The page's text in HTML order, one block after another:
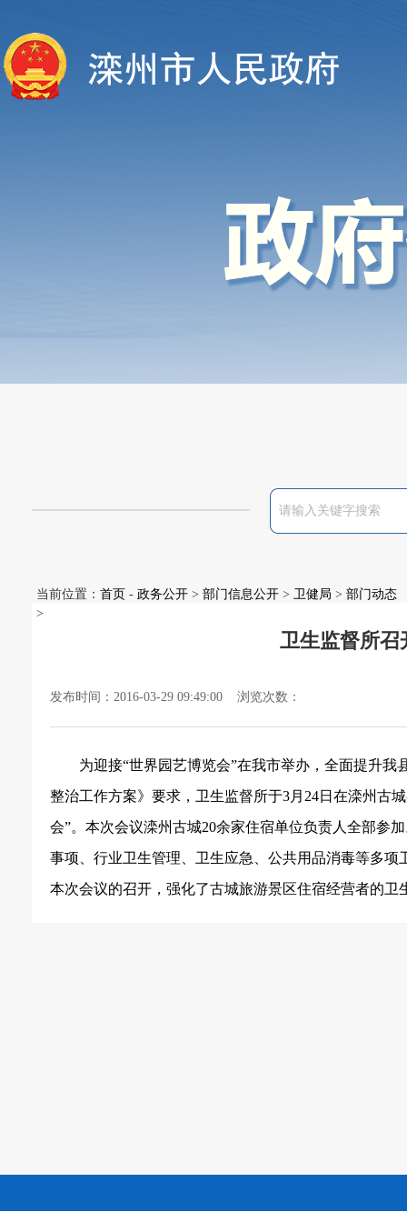
当前位置： 首页 - 政务公开 > 部门信息公开 > 卫健局 > 部门动态
>
卫生监督所召
发布时间：2016-03-29 09:49:00 浏览次数：
为迎接“世界园艺博览会”在我市举办，全面提升
整治工作方案》要求，卫生监督所于3月 24日在滦州古
会”。本次会议滦州古城20余家住宿单位负责人全部参
事项、行业卫生管理、卫生应急、公共用品消毒等多项
本次会议的召开，强化了古城旅游景区住宿经营者的